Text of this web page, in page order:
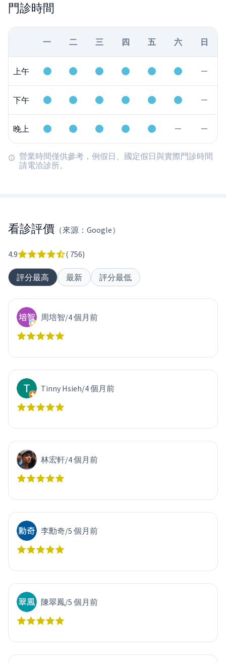
門診時間
一 二 三 四 五 六 日
上午
下午
晚上
營業時間僅供參考，例假日、國定假日與實際門診時間
請電洽診所。
看診評價 （來源：Google）
4.9 ( 756)
評分最高 最新 評分最低
周培智/4 個月前
Tinny Hsieh/4 個月前
林宏軒/4 個月前
李勳奇/5 個月前
陳翠鳳/5 個月前